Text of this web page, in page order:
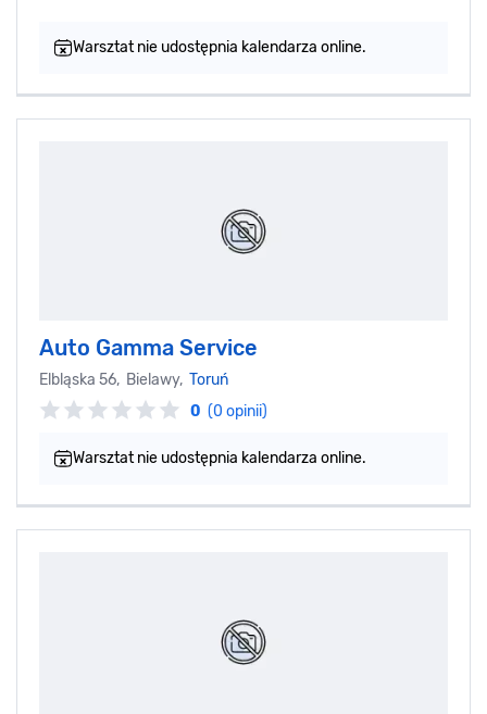
Warsztat nie udostępnia kalendarza online.
Auto Gamma Service
Elbląska 56, Bielawy, Toruń
0 (0 opinii)
Warsztat nie udostępnia kalendarza online.